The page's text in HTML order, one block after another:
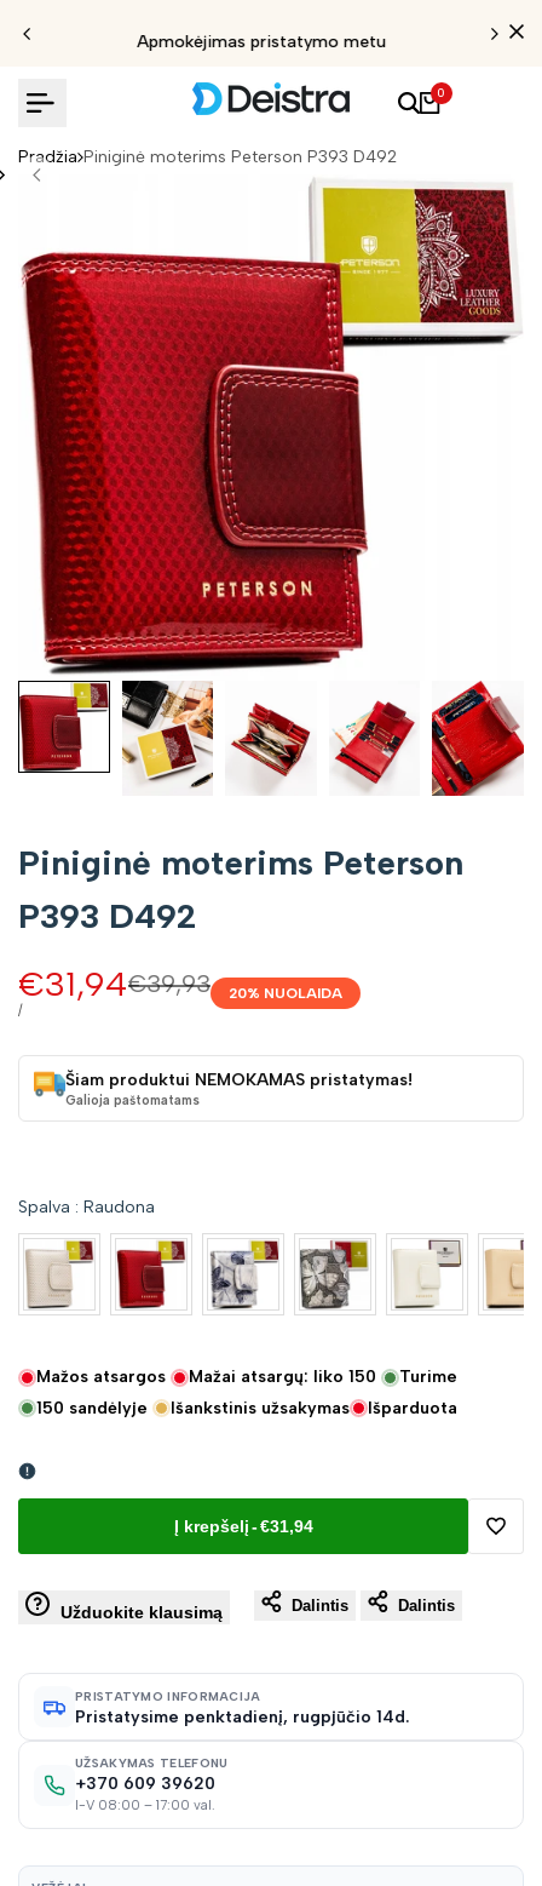
Apmokėjimas pristatymo metu
0
Pradžia Piniginė moterims Peterson P393 D492
Piniginė moterims Peterson
P393 D492
Įprasta
€39,93
Pardavimo
kaina
€31,94
VIENETO
/
20% NUOLAIDA
Šiam produktui NEMOKAMAS pristatymas!
Galioja paštomatams
Spalva : Raudona
Mažos atsargos Mažai atsargų: liko 150
Turime
150 sandėlyje Išankstinis užsakymas Išparduota
Į krepšelį-€31,94
Užduokite klausimą Dalintis Dalintis
PRISTATYMO INFORMACIJA
Pristatysime penktadienį, rugpjūčio 14d.
UŽSAKYMAS TELEFONU
+370 609 39620
I-V 08:00 – 17:00 val.